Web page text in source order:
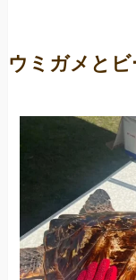
ウミガメと